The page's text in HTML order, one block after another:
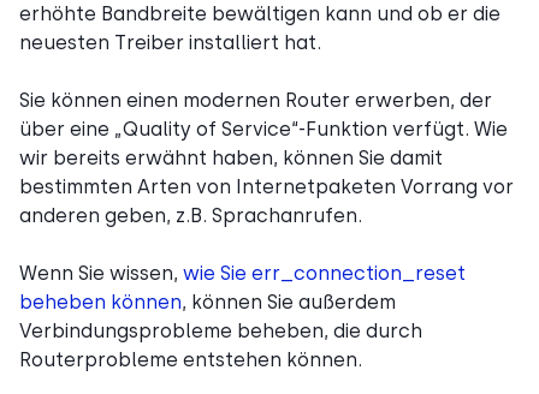
erhöhte Bandbreite bewältigen kann und ob er die
neuesten Treiber installiert hat.
Sie können einen modernen Router erwerben, der
über eine „Quality of Service“-Funktion verfügt. Wie
wir bereits erwähnt haben, können Sie damit
bestimmten Arten von Internetpaketen Vorrang vor
anderen geben, z.B. Sprachanrufen.
Wenn Sie wissen, wie Sie err_connection_reset
beheben können, können Sie außerdem
Verbindungsprobleme beheben, die durch
Routerprobleme entstehen können.